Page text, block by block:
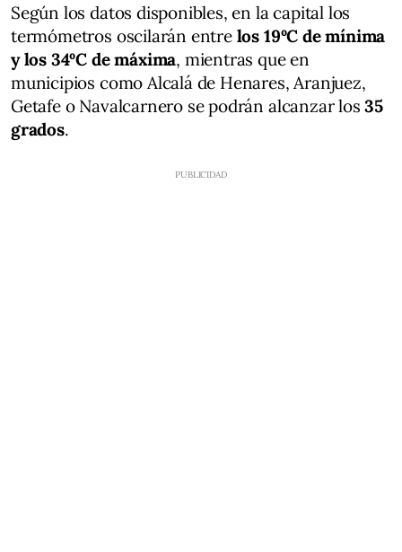
Según los datos disponibles, en la capital los
termómetros oscilarán entre los 19ºC de mínima
y los 34ºC de máxima, mientras que en
municipios como Alcalá de Henares, Aranjuez,
Getafe o Navalcarnero se podrán alcanzar los35
grados.